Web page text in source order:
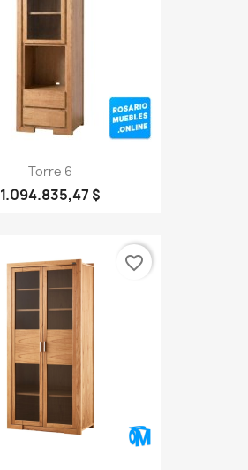
Torre 6
1.094.835,47 $
favorite_border